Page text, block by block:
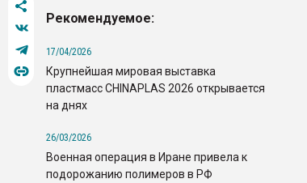
Рекомендуемое:
17/04/2026
Крупнейшая мировая выставка
пластмасс CHINAPLAS 2026 открывается
на днях
26/03/2026
Военная операция в Иране привела к
подорожанию полимеров в РФ